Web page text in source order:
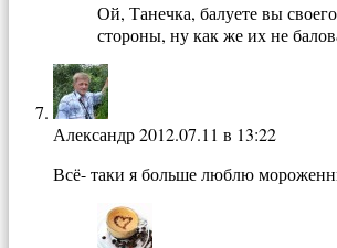
Ой, Танечка, балуете вы
стороны, ну как же их не
Александр2012.07.11 в 13:22
Всё- таки я больше люблю